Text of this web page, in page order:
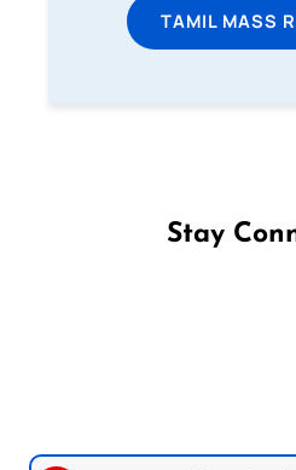
TAMIL MASS
Stay